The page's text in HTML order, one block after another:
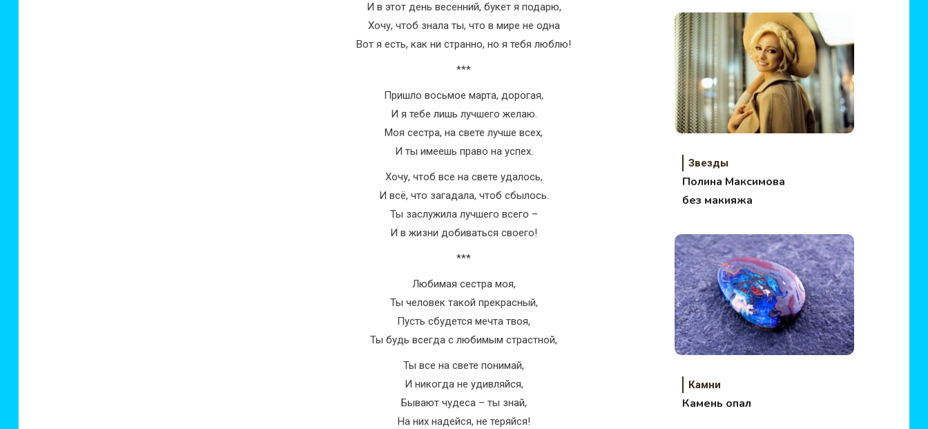
И в этот день весенний, букет я подарю,
Хочу, чтоб знала ты, что в мире не одна
Вот я есть, как ни странно, но я тебя люблю!
***
Пришло восьмое марта, дорогая,
И я тебе лишь лучшего желаю.
Моя сестра, на свете лучше всех,
И ты имеешь право на успех.
Хочу, чтоб все на свете удалось,
И всё, что загадала, чтоб сбылось.
Ты заслужила лучшего всего –
И в жизни добиваться своего!
***
Любимая сестра моя,
Ты человек такой прекрасный,
Пусть сбудется мечта твоя,
Ты будь всегда с любимым страстной,
Ты все на свете понимай,
И никогда не удивляйся,
Бывают чудеса – ты знай,
На них надейся, не теряйся!
Звезды
Полина Максимова
без макияжа
Камни
Камень опал